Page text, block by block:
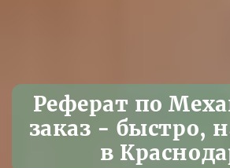
Реферат по
заказ - быстро,
в